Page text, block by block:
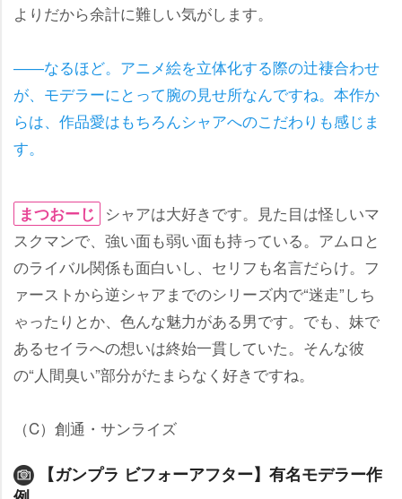
よりだから余計に難しい気がします。
――なるほど。アニメ絵を立体化する際の辻褄合わせ
が、モデラーにとって腕の見せ所なんですね。本作か
らは、作品愛はもちろんシャアへのこだわりも感じま
す。
まつおーじ
シャアは大好きです。見た目は怪しいマ
スクマンで、強い面も弱い面も持っている。アムロと
のライバル関係も面白いし、セリフも名言だらけ。フ
ァーストから逆シャアまでのシリーズ内で“迷走”しち
ゃったりとか、色んな魅力がある男です。でも、妹で
あるセイラへの想いは終始一貫していた。そんな彼
の“人間臭い”部分がたまらなく好きですね。
（C）創通・サンライズ
【ガンプラ ビフォーアフター】有名モデラー作